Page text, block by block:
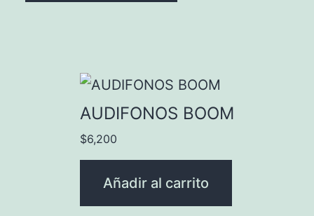
AUDIFONOS BOOM
$6,200
Añadir al carrito